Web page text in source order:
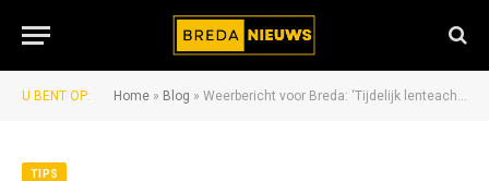
U BENT OP: Home » Blog » Weerbericht voor Breda: ‘Tijdelijk lenteachtig met 18 graden’
TIPS